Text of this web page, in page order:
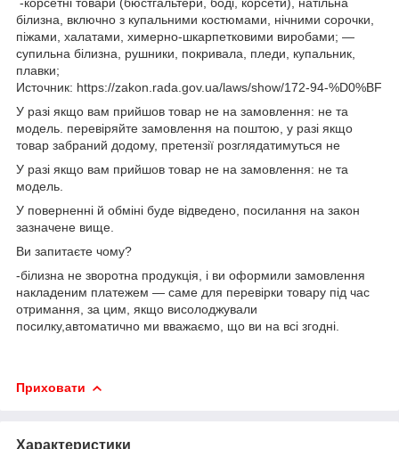
білизна, включно з купальними костюмами, нічними сорочки,
піжами, халатами, химерно-шкарпетковими виробами; —
супильна білизна, рушники, покривала, пледи, купальник,
плавки;
Источник: https://zakon.rada.gov.ua/laws/show/172-94-%D0%BF
У разі якщо вам прийшов товар не на замовлення: не та
модель. перевіряйте замовлення на поштою, у разі якщо
товар забраний додому, претензії розглядатимуться не
У разі якщо вам прийшов товар не на замовлення: не та
модель.
У поверненні й обміні буде відведено, посилання на закон
зазначене вище.
Ви запитаєте чому?
-білизна не зворотна продукція, і ви оформили замовлення
накладеним платежем — саме для перевірки товару під час
отримання, за цим, якщо висолоджували
посилку,автоматично ми вважаємо, що ви на всі згодні.
Приховати
Характеристики